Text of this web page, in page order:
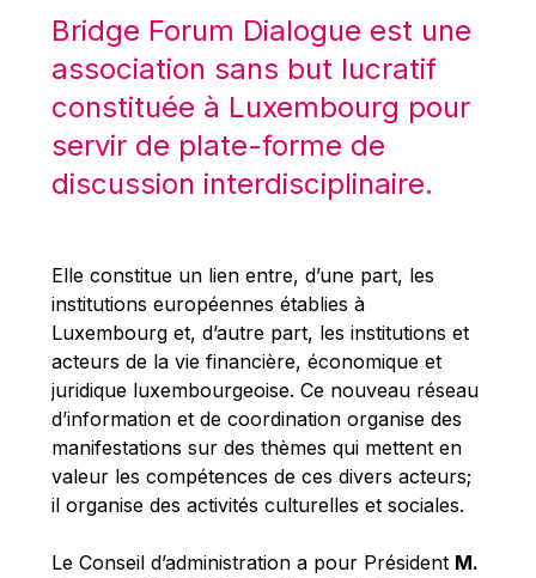
Mario Centeno
Mario Monti
Maroš ŠEFČOVIČ
Martin Bailey
Martine Reicherts
Michael Sohlman
Michel Goedert
Mireille Delmas-Marty
Nobuo Tanaka
Otmar Issing
Paolo Mengozzi
Paschal Donohoe
Pat Cox
Bridge Forum Dialogue est une
association sans but lucratif
constituée à Luxembourg pour
servir de plate-forme de
discussion interdisciplinaire.
Elle constitue un lien entre, d’une part, les
institutions européennes établies à
Luxembourg et, d’autre part, les institutions et
acteurs de la vie financière, économique et
juridique luxembourgeoise. Ce nouveau réseau
d’information et de coordination organise des
manifestations sur des thèmes qui mettent en
valeur les compétences de ces divers acteurs;
il organise des activités culturelles et sociales.
Le Conseil d’administration a pour Président M.